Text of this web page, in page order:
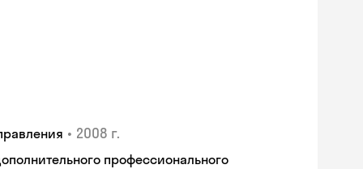
• 2008 г.
профессионального